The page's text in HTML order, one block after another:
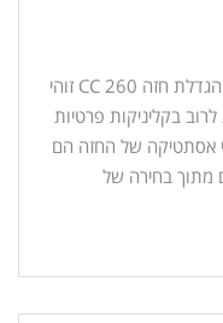
הגדלת חזה 260cc – למה ניתן לצפות? הגדלת חזה 260 CC זוהי
בקליניקות פרטיות
אסתטיקה של החזה הם
מתוך בחירה של